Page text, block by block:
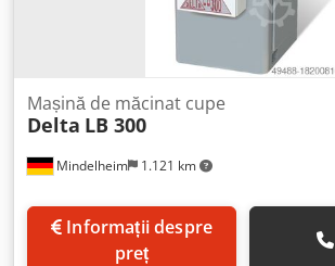
Mindelheim 1.121 km
Mașină de măcinat cupe
Delta LB 300
preț